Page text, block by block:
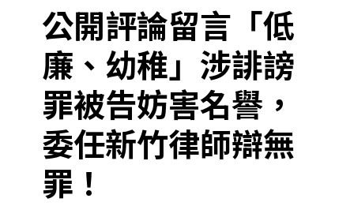
公開評論留言「低
廉、幼稚」涉誹謗
罪被告妨害名譽，
委任新竹律師辯無
罪！